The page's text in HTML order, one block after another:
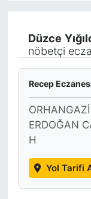
Düzce
nöbetçi
Recep
ERDOĞAN
H
Yol Tarifi
KÖŞE
KÜLTÜR
MAGAZİN
RÖPORTAJ
SAĞLIK